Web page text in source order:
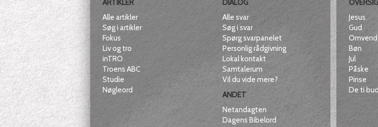
ARTIKLER
Alle artikler
Søg i artikler
Fokus
Liv og tro
inTRO
Troens ABC
Studie
Nøgleord
DIALOG
Alle svar
Søg i svar
Spørg svarpanelet
Personlig rådgivning
Lokal kontakt
Samtalerum
Vil du vide mere?
ANDET
Netandagten
Dagens Bibelord
Jesus
Gud
Bøn
Jul
Påske
Pinse
De ti bud